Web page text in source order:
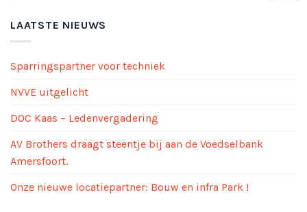
LAATSTE NIEUWS
Sparringspartner voor techniek
NVVE uitgelicht
DOC Kaas – Ledenvergadering
AV Brothers draagt steentje bij aan de Voedselbank
Amersfoort.
Onze nieuwe locatiepartner: Bouw en infra Park !